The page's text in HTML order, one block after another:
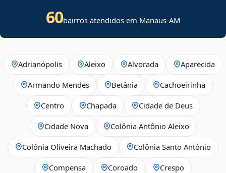
60bairros atendidos em Manaus-AM
Adrianópolis Aleixo Alvorada Aparecida
Armando Mendes Betânia Cachoeirinha
Centro Chapada Cidade de Deus
Cidade Nova Colônia Antônio Aleixo
Colônia Oliveira Machado Colônia Santo Antônio
Compensa Coroado Crespo